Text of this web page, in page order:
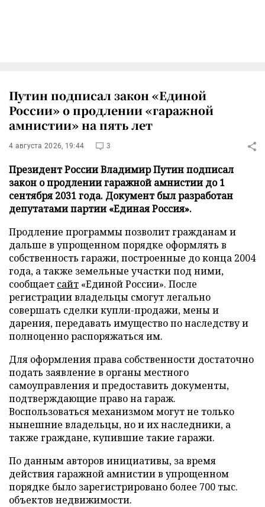
Путин подписал закон «Единой
России» о продлении «гаражной
амнистии» на пять лет
4 августа 2026, 19:44 3
Президент России Владимир Путин подписал
закон о продлении гаражной амнистии до 1
сентября 2031 года. Документ был разработан
депутатами партии «Единая Россия».
Продление программы позволит гражданам и
дальше в упрощенном порядке оформлять в
собственность гаражи, построенные до конца 2004
года, а также земельные участки под ними,
сообщает сайт «Единой России». После
регистрации владельцы смогут легально
совершать сделки купли-продажи, мены и
дарения, передавать имущество по наследству и
полноценно распоряжаться им.
Для оформления права собственности достаточно
подать заявление в органы местного
самоуправления и предоставить документы,
подтверждающие право на гараж.
Воспользоваться механизмом могут не только
нынешние владельцы, но и их наследники, а
также граждане, купившие такие гаражи.
По данным авторов инициативы, за время
действия гаражной амнистии в упрощенном
порядке было зарегистрировано более 700 тыс.
объектов недвижимости.